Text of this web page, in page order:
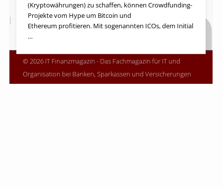
(Kryptowährungen) zu schaffen, können Crowdfunding-
Projekte vom Hype um Bitcoin und
Ethereum profitieren. Mit sogenannten ICOs, dem Initial
…
© 2026 IT Finanzmagazin - Das Fachmagazin für IT und
Organisation bei Banken, Sparkassen und Versicherungen